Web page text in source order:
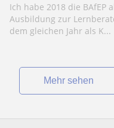
Ich habe 2018 die BAfEP
Ausbildung zur
dem gleichen Jahr als K...
Mehr sehen